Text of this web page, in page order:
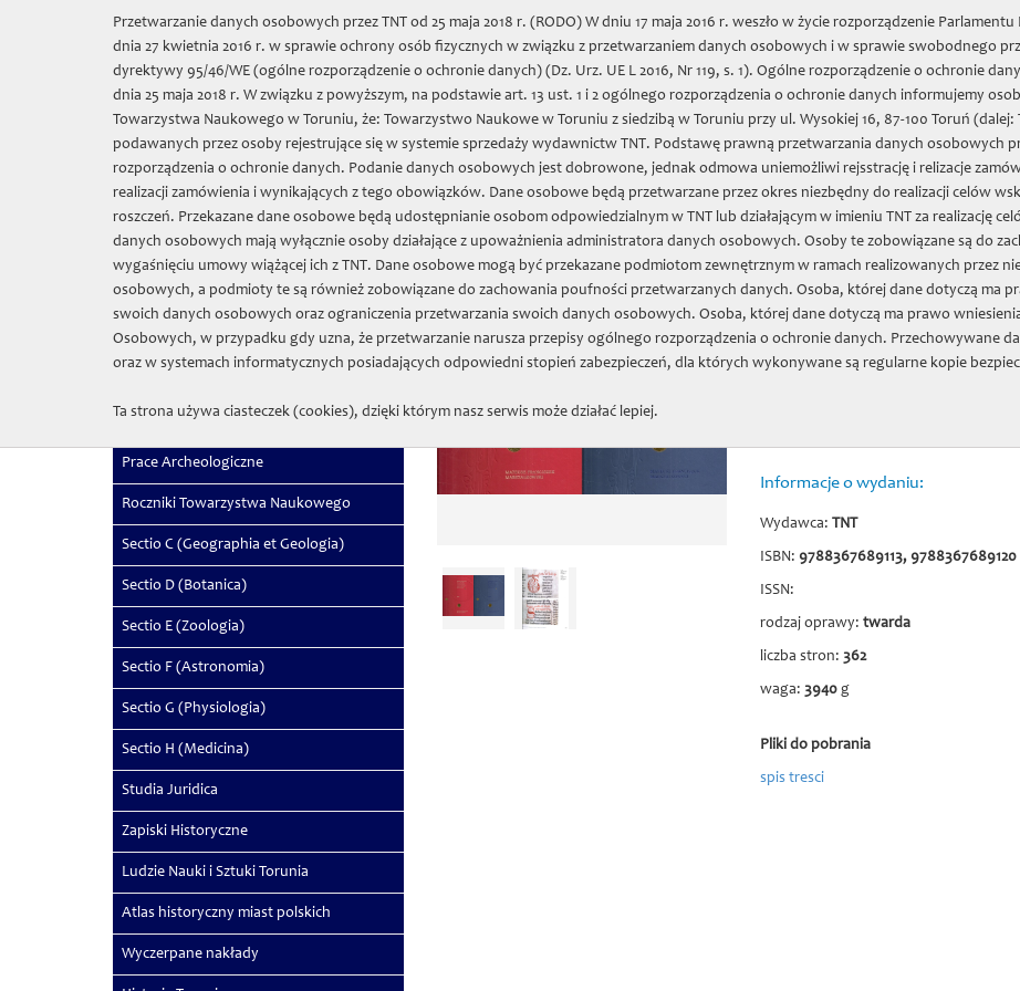
Wybierz język:
Towarzystwo Naukowe w Toruniu
O nas Sprzedaż wydawnictw Zapiski Historyczne Projekty Zbiory Jubileusz
Nowości
Filologiczno filozoficzna
Fontes
Poza seriami
Prace Archeologiczne
Roczniki Towarzystwa Naukowego
Sectio C (Geographia et Geologia)
Sectio D (Botanica)
Sectio E (Zoologia)
Sectio F (Astronomia)
Sectio G (Physiologia)
Sectio H (Medicina)
Studia Juridica
Zapiski Historyczne
Ludzie Nauki i Sztuki Torunia
Atlas historyczny miast polskich
Wyczerpane nakłady
iluminowane z
skryptorium w
Informacje o wydaniu:
Wydawca: TNT
ISBN: 9788367689113, 9788367689120
ISSN:
rodzaj oprawy: twarda
liczba stron: 362
waga: 3940 g
Pliki do pobrania
spis tresci
Przetwarzanie danych osobowych przez TNT od 25 maja 2018 r. (RODO) W dniu 17 maja 2016 r. weszło w życie rozporządzenie
dnia 27 kwietnia 2016 r. w sprawie ochrony osób fizycznych w związku z przetwarzaniem danych osobowych i w sprawie swobodnego
dyrektywy 95/46/WE (ogólne rozporządzenie o ochronie danych) (Dz. Urz. UE L 2016, Nr 119, s. 1). Ogólne rozporządzenie o ochronie
dnia 25 maja 2018 r. W związku z powyższym, na podstawie art. 13 ust. 1 i 2 ogólnego rozporządzenia o ochronie danych informujemy
Towarzystwa Naukowego w Toruniu, że: Towarzystwo Naukowe w Toruniu z siedzibą w Toruniu przy ul. Wysokiej 16, 87-100 Toruń
podawanych przez osoby rejestrujące się w systemie sprzedaży wydawnictw TNT. Podstawę prawną przetwarzania danych osobowych
rozporządzenia o ochronie danych. Podanie danych osobowych jest dobrowone, jednak odmowa uniemożliwi rejsstrację i relizacje
realizacji zamówienia i wynikających z tego obowiązków. Dane osobowe będą przetwarzane przez okres niezbędny do realizacji celów
roszczeń. Przekazane dane osobowe będą udostępnianie osobom odpowiedzialnym w TNT lub działającym w imieniu TNT za realizację
danych osobowych mają wyłącznie osoby działające z upoważnienia administratora danych osobowych. Osoby te zobowiązane są do
wygaśnięciu umowy wiążącej ich z TNT. Dane osobowe mogą być przekazane podmiotom zewnętrznym w ramach realizowanych przez
osobowych, a podmioty te są również zobowiązane do zachowania poufności przetwarzanych danych. Osoba, której dane dotyczą ma
swoich danych osobowych oraz ograniczenia przetwarzania swoich danych osobowych. Osoba, której dane dotyczą ma prawo
Osobowych, w przypadku gdy uzna, że przetwarzanie narusza przepisy ogólnego rozporządzenia o ochronie danych. Przechowywane
oraz w systemach informatycznych posiadających odpowiedni stopień zabezpieczeń, dla których wykonywane są regularne kopie
Ta strona używa ciasteczek (cookies), dzięki którym nasz serwis może działać lepiej.